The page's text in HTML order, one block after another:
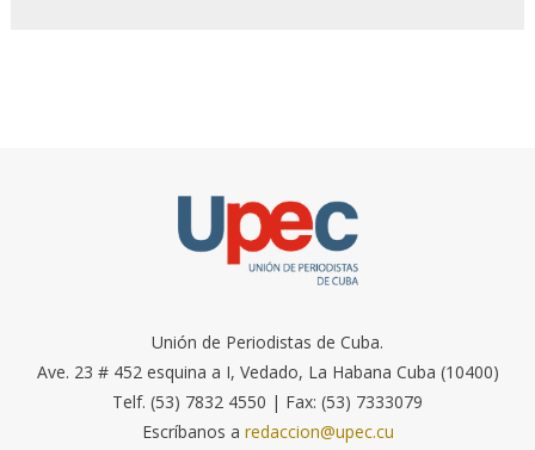
Unión de Periodistas de Cuba.
Ave. 23 # 452 esquina a I, Vedado, La Habana Cuba (10400)
Telf. (53) 7832 4550 | Fax: (53) 7333079
Escríbanos a redaccion@upec.cu